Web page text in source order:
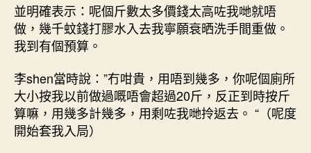
並明確表示：呢個斤數太多價錢太高咗我哋就唔
做，幾千蚊錢打膠水入去我寧願衰晒洗手間重做。
我到有個預算。
李shen當時說：”冇咁貴，用唔到幾多，你呢個廁所
大小按我以前做過嘅唔會超過20斤，反正到時按斤
算嘛，用幾多計幾多，用剩咗我哋拎返去。 “（呢度
開始套我入局）